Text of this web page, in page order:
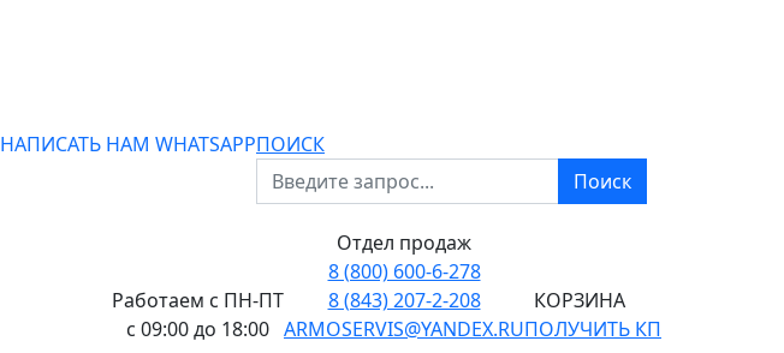
НАПИСАТЬ НАМ WHATSAPPПОИСК
Поиск
Работаем с ПН-ПТ
с 09:00 до 18:00
Отдел продаж
8 (800) 600-6-278
8 (843) 207-2-208
ARMOSERVIS@YANDEX.RU
КОРЗИНА
ПОЛУЧИТЬ КП